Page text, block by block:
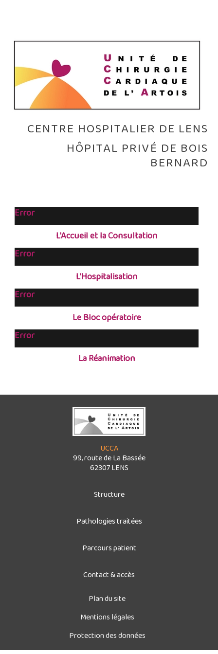
CENTRE HOSPITALIER DE LENS
HÔPITAL PRIVÉ DE BOIS
BERNARD
Error
L'Accueil et la Consultation
Error
L'Hospitalisation
Error
Le Bloc opératoire
Error
La Réanimation
UCCA
99, route de La Bassée
62307 LENS
Structure
Pathologies traitées
Parcours patient
Contact & accès
Plan du site
Mentions légales
Protection des données